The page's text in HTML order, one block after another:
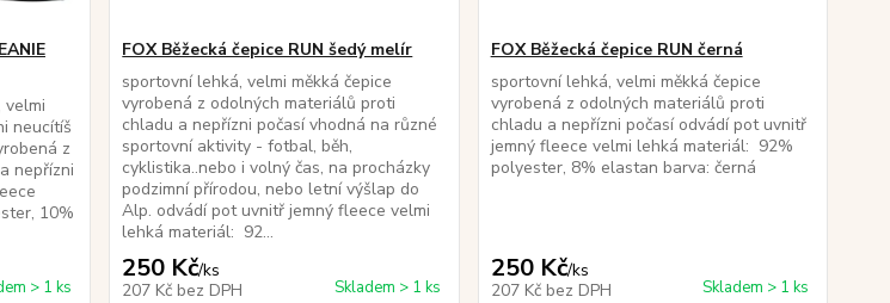
neucítíš
z
nepřízni
10%
> 1 ks
FOX Běžecká čepice RUN šedý melír
sportovní lehká, velmi měkká čepice
vyrobená z odolných materiálů proti
chladu a nepřízni počasí vhodná na různé
sportovní aktivity - fotbal, běh,
cyklistika..nebo i volný čas, na procházky
podzimní přírodou, nebo letní výšlap do
Alp. odvádí pot uvnitř jemný fleece velmi
lehká materiál: 92...
250 Kč/ks
207 Kč bez DPH Skladem > 1 ks
FOX Běžecká čepice RUN černá
sportovní lehká, velmi měkká čepice
vyrobená z odolných materiálů proti
chladu a nepřízni počasí odvádí pot uvnitř
jemný fleece velmi lehká materiál: 92%
polyester, 8% elastan barva: černá
250 Kč/ks
207 Kč bez DPH Skladem > 1 ks